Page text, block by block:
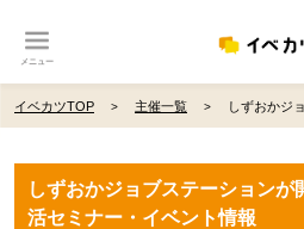
メニュー
イベカツTOP 主催一覧 しずおかジ
しずおかジョブステーション
活セミナー・イベント情報